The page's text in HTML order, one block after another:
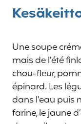
Une soupe
mais de l’été
chou-fleur,
épinard. Les
dans l’eau puis
farine, le jaune